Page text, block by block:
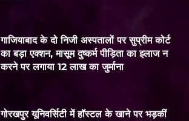
गाजियाबाद के दो निजी अस्पतालों पर सुप्रीम कोर्ट
का बड़ा एक्शन, मासूम दुष्कर्म पीड़िता का इलाज न
करने पर लगाया 12 लाख का जुर्माना
गोरखपुर यूनिवर्सिटी में हॉस्टल के खाने पर भड़कीं